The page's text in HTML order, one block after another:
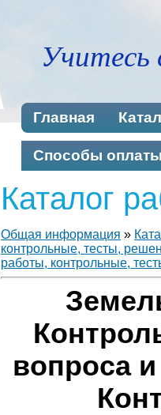
Учитесь
Главная
Способы
Каталог
Общая информация »
контрольные, тесты,
работы, контрольные,
вопроса